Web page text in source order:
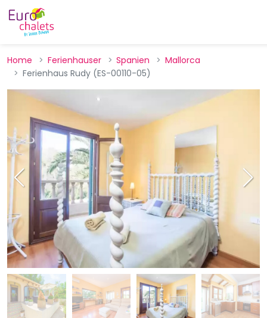
Home Ferienhauser Spanien
Mallorca
Ferienhaus Rudy (ES-00110-05)